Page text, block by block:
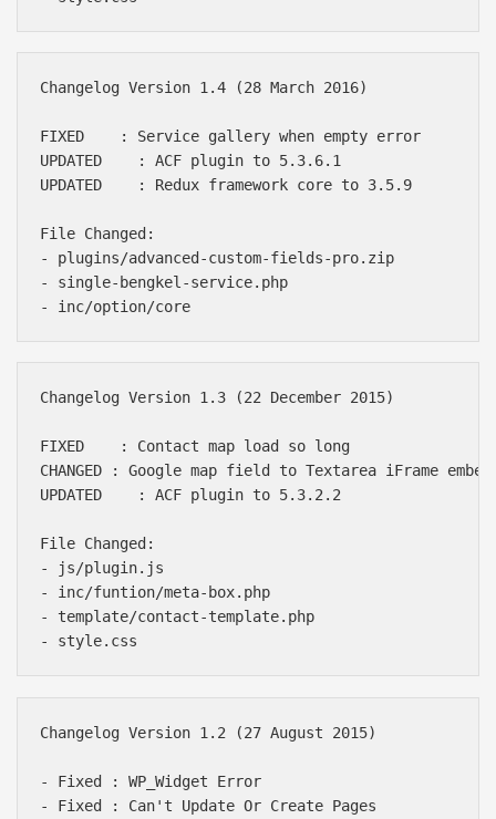
Changelog Version 1.4 (28 March 2016)
FIXED    : Service gallery when empty error
UPDATED    : ACF plugin to 5.3.6.1
UPDATED    : Redux framework core to 3.5.9
File Changed:
- plugins/advanced-custom-fields-pro.zip
- single-bengkel-service.php
Changelog Version 1.3 (22 December 2015)
FIXED    : Contact map load so long
CHANGED : Google map field to Textarea iFrame
UPDATED    : ACF plugin to 5.3.2.2
File Changed:
- js/plugin.js
- inc/funtion/meta-box.php
- template/contact-template.php
Changelog Version 1.2 (27 August 2015)
- Fixed : WP_Widget Error
- Fixed : Can't Update Or Create Pages